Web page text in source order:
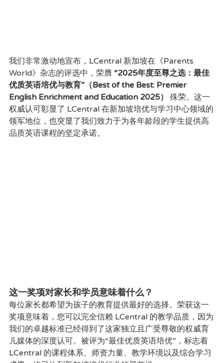
我们非常激动地宣布，LCentral 新加坡在《Parents
World》杂志的评选中，荣膺 “2025年度至尊之选：最佳
优质英语培优与教育”（Best of the Best: Premier
English Enrichment and Education 2025）
殊荣。这一
权威认可彰显了 LCentral 在新加坡培优与学习中心领域的
领军地位，也突显了我们致力于为各年龄段的学生提供高
品质英语课程的坚定承诺。
这一奖项对家长和学员意味着什么？
每位家长都希望为孩子的教育提供最好的选择。荣获这一
奖项意味着，您可以完全信赖 LCentral 的教学品质，因为
我们的卓越标准已经得到了这家独立且广受尊敬的权威育
儿媒体的深度认可。被评为“最佳优质英语培优”，标志着
LCentral 的课程体系、师资力量、教学环境以及综合学习